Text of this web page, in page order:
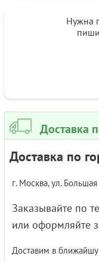
Нужна
Доставка
Доставка по
г. Москва, ул.
Заказывайте по
или оформляйте
Доставим в